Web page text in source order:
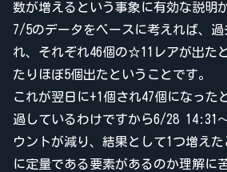
数が増えるという事象に有効な説明
7/5のデータをベースに考えれば、過
れ、それぞれ46個の☆11レアが出た
たりほぼ5個出たということです。
これが翌日に+1個され47個になった
過しているわけですから6/28 14:31
ウントが減り、結果として1つ増え
に定量である要素があるのか理解に